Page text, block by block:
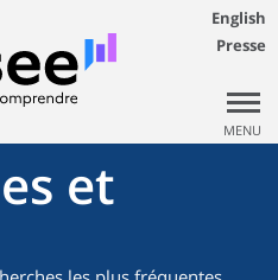
English
Presse
MENU
et